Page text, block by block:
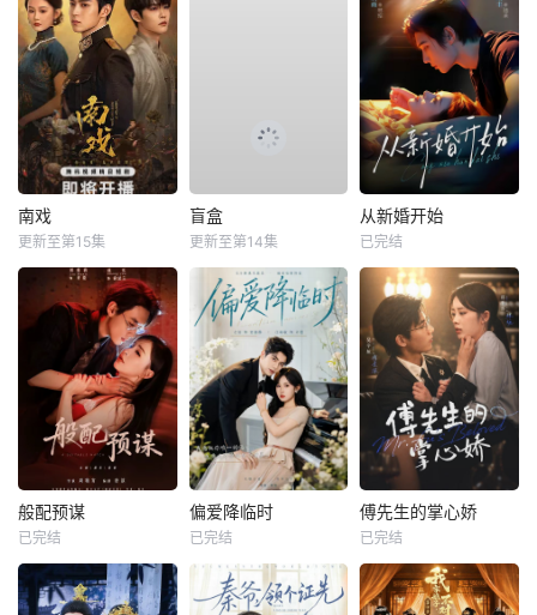
南戏
更新至第15集
盲盒
更新至第14集
从新婚开始
已完结
般配预谋
已完结
偏爱降临时
已完结
傅先生的掌心娇
已完结